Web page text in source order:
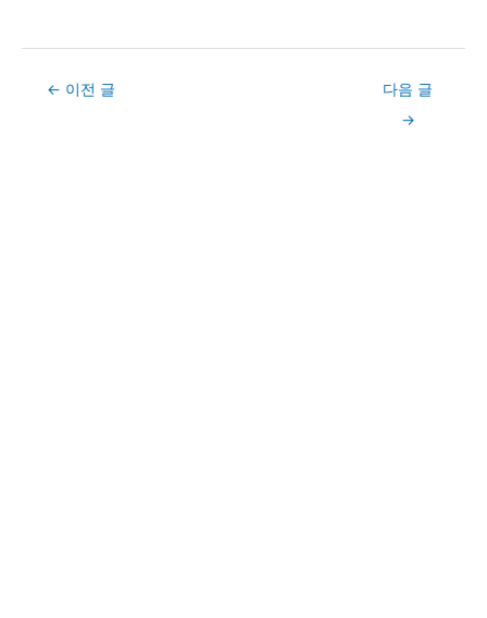
Post← 이전 글
다음 글
→